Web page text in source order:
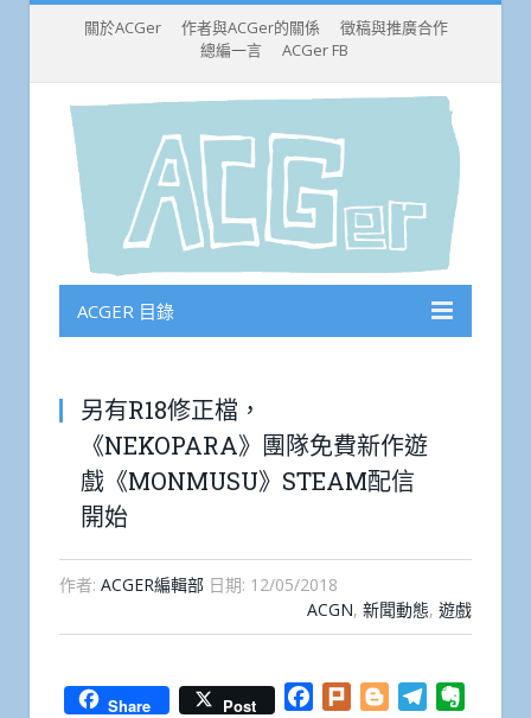
關於ACGer 作者與ACGer的關係
徵稿與推廣合作
總編一言
ACGer FB
ACGER 目錄
另有R18修正檔，
《NEKOPARA》團隊免費新作遊
戲《MONMUSU》STEAM配信
開始
作者: ACGER編輯部 日期: 12/05/2018
ACGN, 新聞動態, 遊戲
Share Post Facebook
Plurk BloggerTelegram